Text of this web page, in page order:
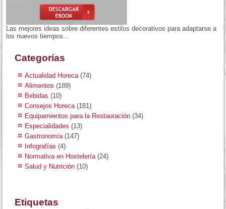
Las mejores ideas sobre diferentes estilos decorativos para adaptarse a
los nuevos tiempos...
Categorías
Actualidad Horeca(74)
Alimentos (189)
Bebidas (10)
Consejos Horeca(181)
Equipamientos para la Restauración (34)
Especialidades (13)
Gastronomía(147)
Infografías (4)
Normativa en Hostelería(24)
Salud y Nutrición (10)
Etiquetas